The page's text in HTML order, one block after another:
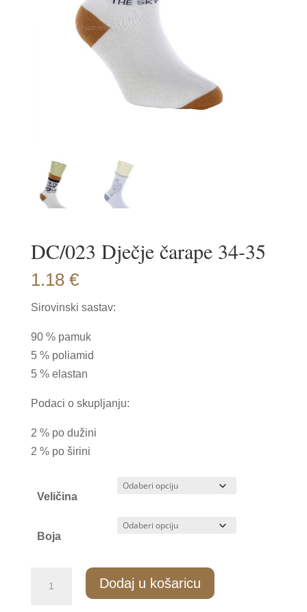
DC/023 Dječje čarape 34-35
1.18 €
Sirovinski sastav:
90 % pamuk
5 % poliamid
5 % elastan
Podaci o skupljanju:
2 % po dužini
2 % po širini
Veličina
Boja
Dodaj u košaricu